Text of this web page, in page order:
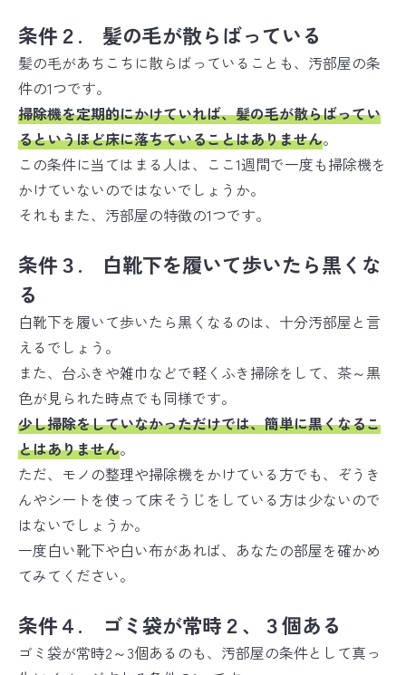
条件２. 髪の毛が散らばっている
髪の毛があちこちに散らばっていることも、汚部屋の条
件の1つです。
掃除機を定期的にかけていれば、髪の毛が散らばってい
るというほど床に落ちていることはありません。
この条件に当てはまる人は、ここ1週間で一度も掃除機を
かけていないのではないでしょうか。
それもまた、汚部屋の特徴の1つです。
条件３. 白靴下を履いて歩いたら黒くな
る
白靴下を履いて歩いたら黒くなるのは、十分汚部屋と言
えるでしょう。
また、台ふきや雑巾などで軽くふき掃除をして、茶～黒
色が見られた時点でも同様です。
少し掃除をしていなかっただけでは、簡単に黒くなるこ
とはありません。
ただ、モノの整理や掃除機をかけている方でも、ぞうき
んやシートを使って床そうじをしている方は少ないので
はないでしょうか。
一度白い靴下や白い布があれば、あなたの部屋を確かめ
てみてください。
条件４. ゴミ袋が常時２、３個ある
ゴミ袋が常時2～3個あるのも、汚部屋の条件として真っ